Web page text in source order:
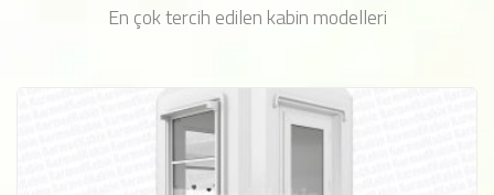
En çok tercih edilen kabin modelleri